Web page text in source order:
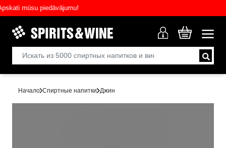
mūsu piedāvājumu!
Начало Спиртные напитки Джин